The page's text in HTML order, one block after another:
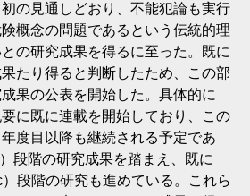
の見通しどおり、不能犯論も実行
概念の問題であるという伝統的理
の研究成果を得るに至った。既に
たり得ると判断したため、この部
果の公表を開始した。具体的に
に既に連載を開始しており、この
度目以降も継続される予定であ
段階の研究成果を踏まえ、既に
）段階の研究も進めている。これら